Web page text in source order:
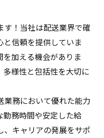
す！当社は配送業界で確
信頼を提供していま
加える機会がありま
様性と包括性を大切に
業務において優れた能力
勤務時間や安定した給
、キャリアの発展をサポ